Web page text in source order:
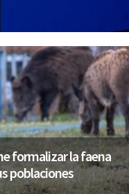
formalizar la faena
poblaciones